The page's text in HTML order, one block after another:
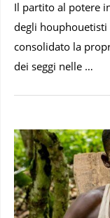
Il partito al potere
degli houphouetisti
consolidato la
dei seggi nelle …